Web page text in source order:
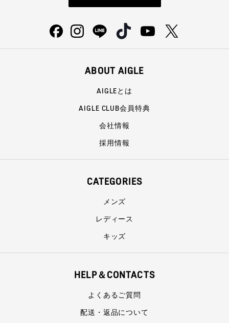
ABOUT AIGLE
AIGLEとは
AIGLE CLUB会員特典
会社情報
採用情報
CATEGORIES
メンズ
レディース
キッズ
HELP＆CONTACTS
よくあるご質問
配送・返品について